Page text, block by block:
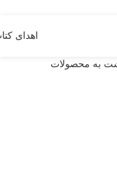
اهدای
به محصولات